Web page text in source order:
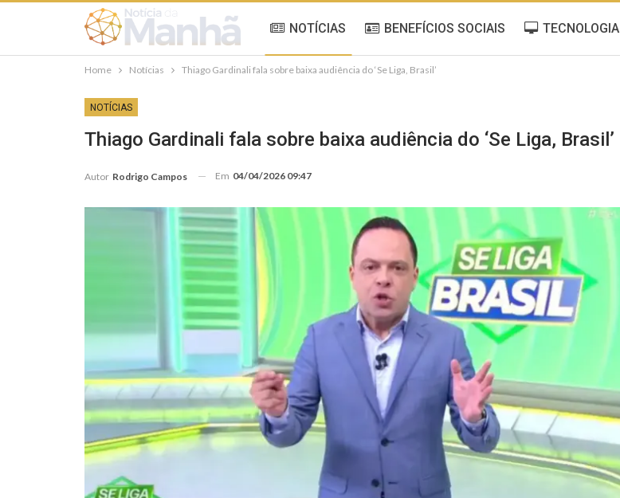
NOTÍCIAS BENEFÍCIOS SOCIAIS TECNOLOGIA
Home Notícias Thiago Gardinali fala sobre baixa audiência do ‘Se Liga, Brasil’
NOTÍCIAS
Thiago Gardinali fala sobre baixa audiência do ‘Se Liga, Brasil’
Autor Rodrigo Campos Em 04/04/2026 09:47